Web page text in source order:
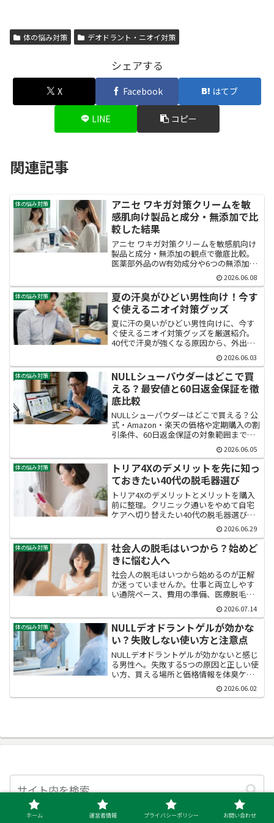
体の悩み対策 デオドラント・ニオイ対策
シェアする
X Facebook はてブ
LINE コピー
関連記事
体の悩み対策
アニセ ワキガ対策クリームを敏
感肌向け製品と成分・無添加で比
較した結果
アニセ ワキガ対策クリームを敏感肌向け
製品と成分・無添加の観点で徹底比較。
医薬部外品のW有効成分や6つの無添加処
方、刺激リスクまで踏み込み、敏感肌で
失敗したくない人が納得して選ぶための
判断軸を、口コミと公平な視点で丁寧に
整理した比較記事です。
2026.06.08
体の悩み対策
夏の汗臭がひどい男性向け！今す
ぐ使えるニオイ対策グッズ
夏に汗の臭いがひどい男性向けに、今す
ぐ使えるニオイ対策グッズを厳選紹介。
40代で汗臭が強くなる原因から、外出先
で使える携帯型・ボディケア・衣類消臭
まで、シーン別の選び方と使い方をプロ
目線で解説。今年の夏は自信を持って人
と会える毎日を取り戻しましょう。
2026.06.03
体の悩み対策
NULLシューパウダーはどこで買
える？最安値と60日返金保証を徹
底比較
NULLシューパウダーはどこで買える？公
式・Amazon・楽天の価格や定期購入の割
引条件、60日返金保証の対象範囲まで徹
底比較。最安値で失敗なく購入したい男
性に向けて、実質1,900円で買える方法と
公式限定特典の中身をわかりやすく解説
します。
2026.06.05
体の悩み対策
トリア4Xのデメリットを先に知っ
ておきたい40代の脱毛器選び
トリア4Xのデメリットとメリットを購入
前に整理。クリニック通いをやめて自宅
ケアへ切り替えたい40代の脱毛器選びに
向け、痛み・重さ・照射時間など気にな
る弱点と、長く使えるコスパや本格的な
ムダ毛ケア力を本音でレビュー。後悔し
ない選び方の判断材料がそろいます。
2026.06.29
体の悩み対策
社会人の脱毛はいつから？始めど
きに悩む人へ
社会人の脱毛はいつから始めるのが正解
か迷っていませんか。仕事と両立しやす
い通院ペース、費用の準備、医療脱毛と
光脱毛の選び方、ライフイベントから逆
算した始めどきまで丁寧に解説します。
忙しい20代・30代でも無理なく続けられ
る判断軸が必ず見つかります。
2026.07.14
体の悩み対策
NULLデオドラントゲルが効かな
い？失敗しない使い方と注意点
NULLデオドラントゲルが効かないと感じ
る男性へ。失敗する5つの原因と正しい使
い方、買える場所と価格情報を体臭ケア
を慎重に検討する視点で徹底解説。米粒
1〜2粒・入浴後の乾いた肌に塗る基本を
2026.06.02
ホーム 運営者情報 プライバシーポリシー お問い合わせ